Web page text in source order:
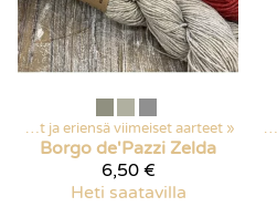
Poistuvat ja eriensä viimeiset aarteet ‪»
Borgo de'Pazzi Zelda
6,50 €
Heti saatavilla
Kaikki tuotteet ‪»Tarjoukset‪»